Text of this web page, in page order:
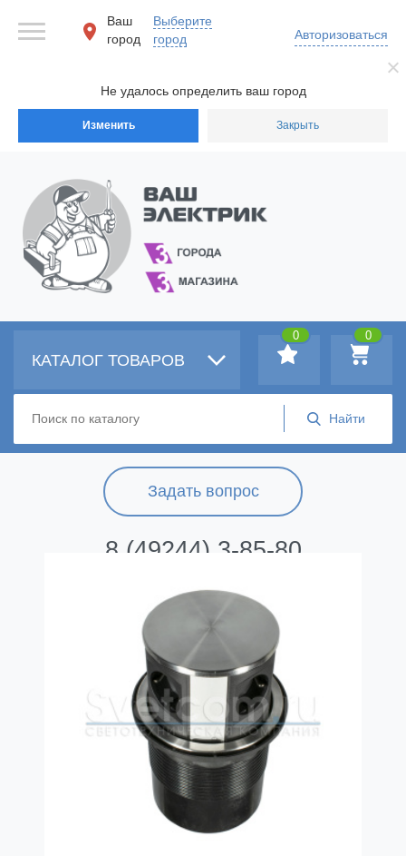
Не удалось определить ваш город
Изменить Закрыть
Ваш
город
Выберите
город
Авторизоваться
Задать вопрос
8 (49244) 3-85-80
КАТАЛОГ ТОВАРОВ
0
0